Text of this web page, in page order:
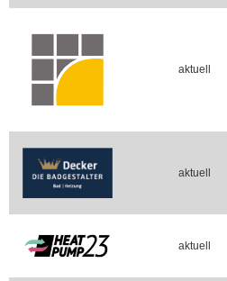
aktuell
aktuell
aktuell